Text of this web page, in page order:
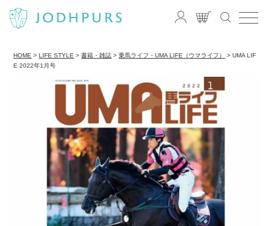
HOME LIFE STYLE 書籍・雑誌 乗馬ライフ・UMA LIFE（ウマライフ）
UMA LIF
E 2022年1月号